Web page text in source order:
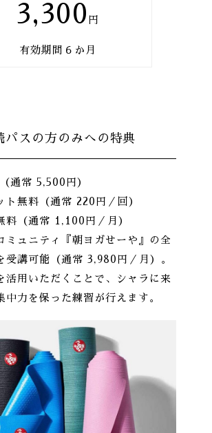
3,300
有効期間６か月
パスの方のみへの特典
通常 5,500円）
ト無料（通常 220円／回）
料（通常 1,100円／月）
ミュニティ『朝ヨガせーや』の全
受講可能（通常 3,980円／月）。
活用いただくことで、シャラに来
中力を保った練習が行えます。